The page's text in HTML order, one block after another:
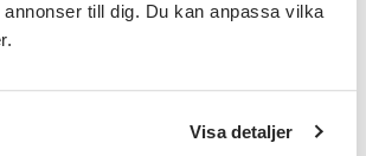
till dig. Du kan anpassa vilka
Visa detaljer
för dig.
Innehållet kan därför inriktas